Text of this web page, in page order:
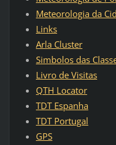
Meteorologia da
Links
Arla Cluster
Simbolos das
Livro de Visitas
QTH Locator
TDT Espanha
TDT Portugal
GPS